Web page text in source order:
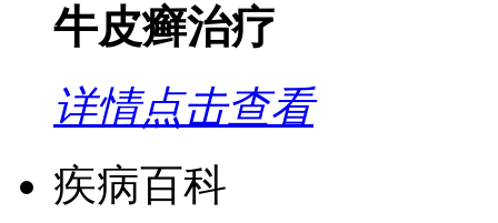
牛皮癣治疗
详情点击查看
疾病百科